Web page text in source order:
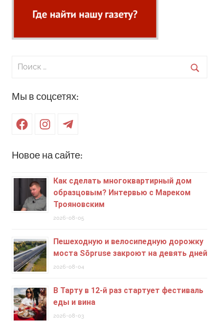
Поиск
Мы в соцсетях:
FacebookInstagramTelegram
Новое на сайте:
Как сделать многоквартирный дом
образцовым? Интервью с Мареком
Трояновским
2026-08-05
Пешеходную и велосипедную дорожку
моста Sõpruse закроют на девять дней
2026-08-04
В Тарту в 12-й раз стартует фестиваль
еды и вина
2026-08-03